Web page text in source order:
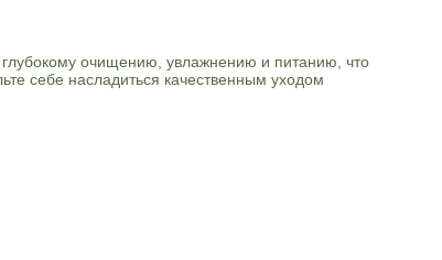
очищению, увлажнению и питанию, что
себе насладиться качественным уходом